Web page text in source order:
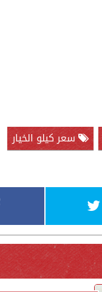
سعر كيلو الخيار